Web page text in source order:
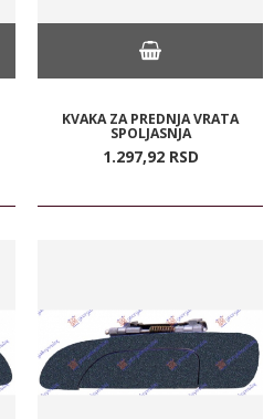
KVAKA ZA PREDNJA VRATA
SPOLJASNJA
1.297,92 RSD